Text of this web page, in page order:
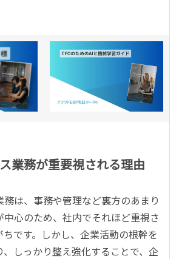
業務が重要視される理由
は、事務や管理など裏方のあまり
中心のため、社内でそれほど重視さ
です。しかし、企業活動の根幹を
、しっかり整え強化することで、企